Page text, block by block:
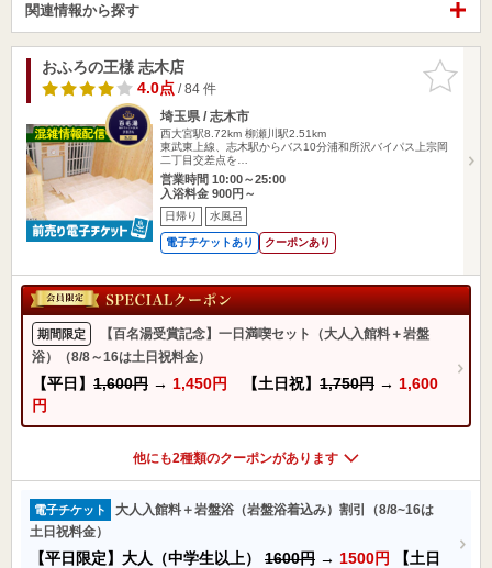
関連情報から探す
お気に入
りに追加
おふろの王様 志木店
4.0点/ 84 件
埼玉県 / 志木市
西大宮駅8.72km 柳瀬川駅2.51km
東武東上線、志木駅からバス10分浦和所沢バイパス上宗岡
二丁目交差点を…
営業時間 10:00～25:00
入浴料金 900円～
日帰り 水風呂
電子チケットあり クーポンあり
期間限定
【百名湯受賞記念】一日満喫セット（大人入館料＋岩盤
浴）（8/8～16は土日祝料金）
【平日】 1,600円 → 1,450円 【土日祝】 1,750円 → 1,600
円
他にも2種類のクーポンがあります
電子チケット
大人入館料＋岩盤浴（岩盤浴着込み）割引（8/8~16は
土日祝料金）
【平日限定】大人（中学生以上） 1600円 → 1500円
【土日